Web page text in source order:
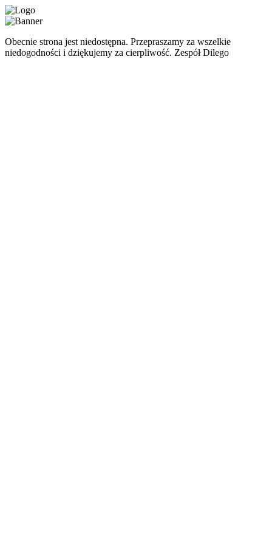
Obecnie strona jest niedostępna. Przepraszamy za wszelkie
niedogodności i dziękujemy za cierpliwość. Zespół Dilego